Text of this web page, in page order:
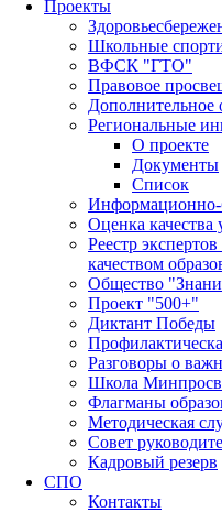
Проекты
Школьные
ВФСК "ГТО"
Правовое
Дополнительное
Региональные
О проекте
Документы
Список
Информационно-
Оценка качества
Реестр
качеством
Общество
Проект "500+"
Диктант Победы
Разговоры о
Школа
Флагманы
Методическая
Совет
Кадровый резерв
СПО
Контакты